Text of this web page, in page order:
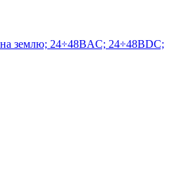
на землю; 24÷48ВAC; 24÷48ВDC;